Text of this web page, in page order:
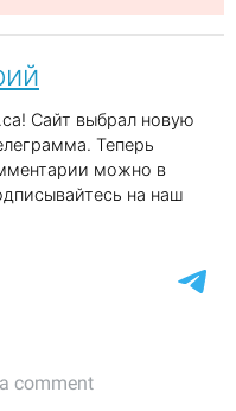
Сайт выбрал новую
Теперь
можно в
на наш